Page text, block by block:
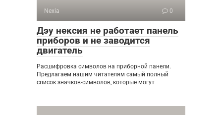
Nexia 0
Дэу нексия не работает панель
приборов и не заводится
двигатель
Расшифровка символов на приборной панели.
Предлагаем нашим читателям самый полный
список значков-символов, которые могут